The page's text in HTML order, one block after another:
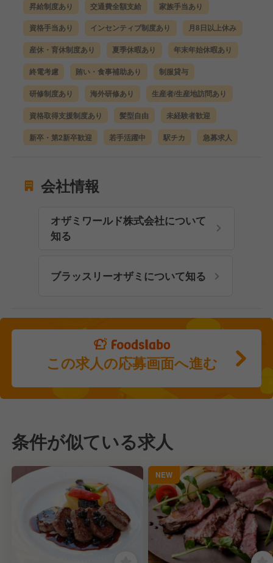
昇給制度あり 交通費全額支給 家族手当あり
資格手当あり インセンティブ制度あり 月8日以上休み
産休・育休制度あり 夏季休暇あり 年末年始休暇あり
終電考慮 賄い・食事補助あり 制服貸与
研修制度あり 海外研修あり 生産者/生産地訪問あり
資格取得支援制度あり 髪型自由 未経験者歓迎
新卒・第2新卒歓迎 若手活躍中 駅チカ 急募求人
会社情報
オザミワールド株式会社について
知る
ブラッスリーオザミについて知る
この求人の応募画面へ進む
条件が似ている求人
NEW